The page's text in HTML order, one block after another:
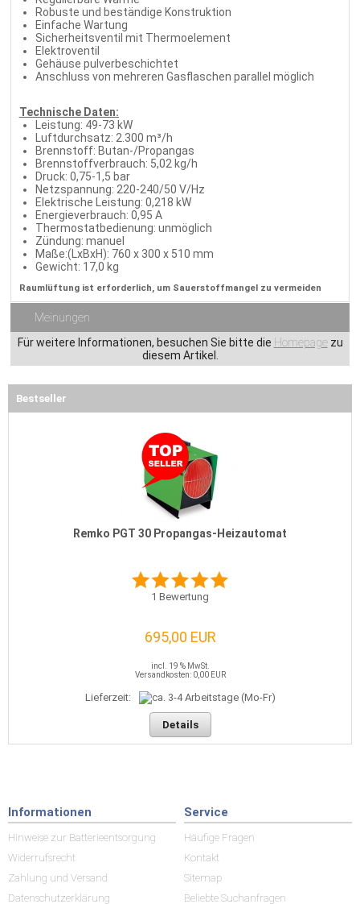
Robuste und beständige Konstruktion
Einfache Wartung
Sicherheitsventil mit Thermoelement
Elektroventil
Gehäuse pulverbeschichtet
Anschluss von mehreren Gasflaschen parallel möglich
Technische Daten:
Leistung: 49-73 kW
Luftdurchsatz: 2.300 m³/h
Brennstoff: Butan-/Propangas
Brennstoffverbrauch: 5,02 kg/h
Druck: 0,75-1,5 bar
Netzspannung: 220-240/50 V/Hz
Elektrische Leistung: 0,218 kW
Energieverbrauch: 0,95 A
Thermostatbedienung: unmöglich
Zündung: manuel
Maße:(LxBxH): 760 x 300 x 510 mm
Gewicht: 17,0 kg
Raumlüftung ist erforderlich, um Sauerstoffmangel zu vermeiden
Meinungen
Für weitere Informationen, besuchen Sie bitte die Homepagezu
diesem Artikel.
Bestseller
Remko PGT 30 Propangas-Heizautomat
1 Bewertung
695,00 EUR
incl. 19 % MwSt.
Versandkosten: 0,00 EUR
Lieferzeit:
Details
Informationen
Hinweise zur Batterieentsorgung
Widerrufsrecht
Zahlung und Versand
Datenschutzerklärung
Service
Häufige Fragen
Kontakt
Sitemap
Beliebte Suchanfragen